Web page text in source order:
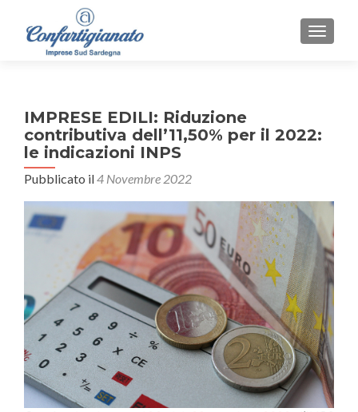
IMPRESE EDILI: Riduzione
contributiva dell’11,50% per il 2022:
le indicazioni INPS
Pubblicato il4 Novembre 2022